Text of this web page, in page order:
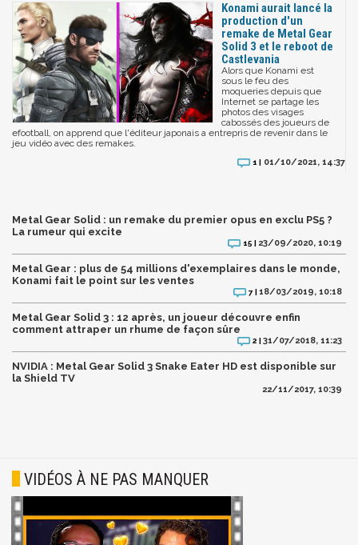
Konami aurait lancé la
production d'un
remake de Metal Gear
Solid 3 et le reboot de
Castlevania
Alors que Konami est
sous le feu des
moqueries depuis que
Internet se partage les
photos des visages
cabossés des joueurs de
efootball, on apprend que l'éditeur japonais a entrepris de revenir dans le
jeu vidéo avec des remakes.
1 | 01/10/2021, 14:37
Metal Gear Solid : un remake du premier opus en exclu PS5 ?
La rumeur qui excite
15 | 23/09/2020, 10:19
Metal Gear : plus de 54 millions d'exemplaires dans le monde,
Konami fait le point sur les ventes
7 | 18/03/2019, 10:18
Metal Gear Solid 3 : 12 après, un joueur découvre enfin
comment attraper un rhume de façon sûre
2 | 31/07/2018, 11:23
NVIDIA : Metal Gear Solid 3 Snake Eater HD est disponible sur
la Shield TV
22/11/2017, 10:39
VIDÉOS À NE PAS MANQUER